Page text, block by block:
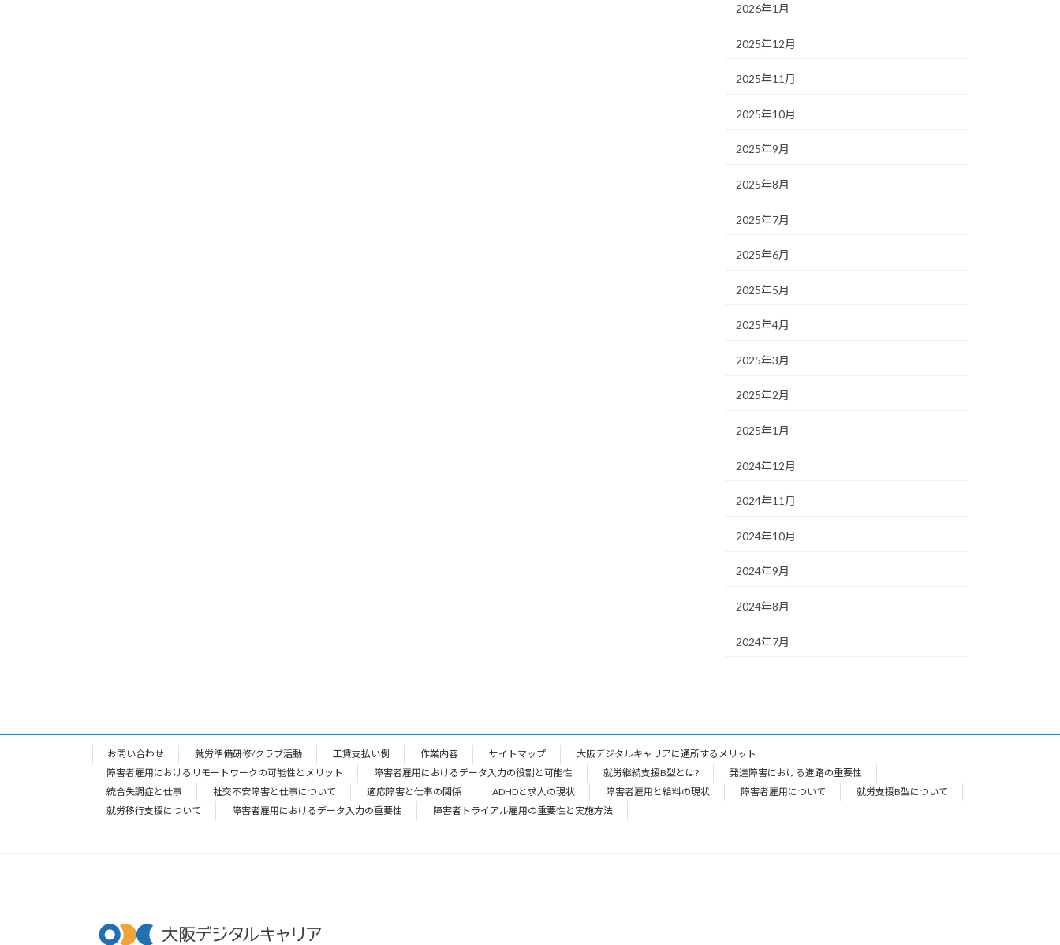
2026年1月
2025年12月
2025年11月
2025年10月
2025年9月
2025年8月
2025年7月
2025年6月
2025年5月
2025年4月
2025年3月
2025年2月
2025年1月
2024年12月
2024年11月
2024年10月
2024年9月
2024年8月
2024年7月
お問い合わせ 就労準備研修/クラブ活動 工賃支払い例 作業内容 サイトマップ
大阪デジタルキャリアに通所するメリット
障害者雇用におけるリモートワークの可能性とメリット
障害者雇用におけるデータ入力の役割と可能性 就労継続支援B型とは?
発達障害における進路の重要性
統合失調症と仕事
社交不安障害と仕事について 適応障害と仕事の関係 ADHDと求人の現状 障害者雇用と給料の現状 障害者雇用について
就労支援B型について
就労移行支援について
障害者雇用におけるデータ入力の重要性 障害者トライアル雇用の重要性と実施方法